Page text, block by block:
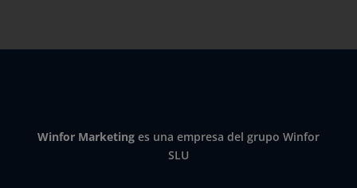
Winfor Marketinges una empresa del grupo Winfor
SLU